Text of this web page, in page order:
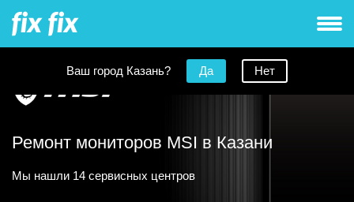
Ваш город Казань? Да Нет
Ремонт мониторов MSI в Казани
Мы нашли 14 сервисных центров